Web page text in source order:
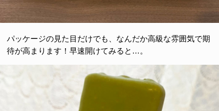
パッケージの見た目だけでも、なんだか高級な雰囲気で期
待が高まります！早速開けてみると…。